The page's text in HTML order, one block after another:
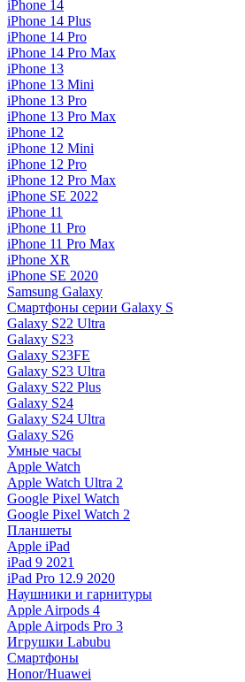
iPhone 14
iPhone 14 Plus
iPhone 14 Pro
iPhone 14 Pro Max
iPhone 13
iPhone 13 Mini
iPhone 13 Pro
iPhone 13 Pro Max
iPhone 12
iPhone 12 Mini
iPhone 12 Pro
iPhone 12 Pro Max
iPhone SE 2022
iPhone 11
iPhone 11 Pro
iPhone 11 Pro Max
iPhone XR
iPhone SE 2020
Samsung Galaxy
Смартфоны серии Galaxy S
Galaxy S22 Ultra
Galaxy S23
Galaxy S23FE
Galaxy S23 Ultra
Galaxy S22 Plus
Galaxy S24
Galaxy S24 Ultra
Galaxy S26
Умные часы
Apple Watch
Apple Watch Ultra 2
Google Pixel Watch
Google Pixel Watch 2
Планшеты
Apple iPad
iPad 9 2021
iPad Pro 12.9 2020
Наушники и гарнитуры
Apple Airpods 4
Apple Airpods Pro 3
Игрушки Labubu
Смартфоны
Honor/Huawei